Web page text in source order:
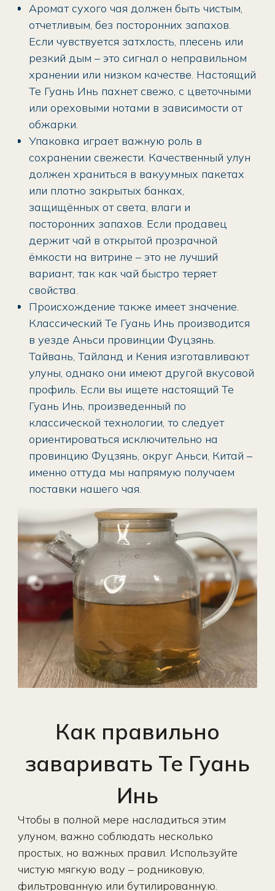
Аромат сухого чая должен быть чистым,
отчетливым, без посторонних запахов.
Если чувствуется затхлость, плесень или
резкий дым – это сигнал о неправильном
хранении или низком качестве. Настоящий
Те Гуань Инь пахнет свежо, с цветочными
или ореховыми нотами в зависимости от
обжарки.
Упаковка играет важную роль в
сохранении свежести. Качественный улун
должен храниться в вакуумных пакетах
или плотно закрытых банках,
защищённых от света, влаги и
посторонних запахов. Если продавец
держит чай в открытой прозрачной
ёмкости на витрине – это не лучший
вариант, так как чай быстро теряет
свойства.
Происхождение также имеет значение.
Классический Те Гуань Инь производится
в уезде Аньси провинции Фуцзянь.
Тайвань, Тайланд и Кения изготавливают
улуны, однако они имеют другой вкусовой
профиль. Если вы ищете настоящий Те
Гуань Инь, произведенный по
классической технологии, то следует
ориентироваться исключительно на
провинцию Фуцзянь, округ Аньси, Китай –
именно оттуда мы напрямую получаем
поставки нашего чая.
Как правильно
заваривать Те Гуань
Инь
Чтобы в полной мере насладиться этим
улуном, важно соблюдать несколько
простых, но важных правил. Используйте
чистую мягкую воду – родниковую,
фильтрованную или бутилированную.